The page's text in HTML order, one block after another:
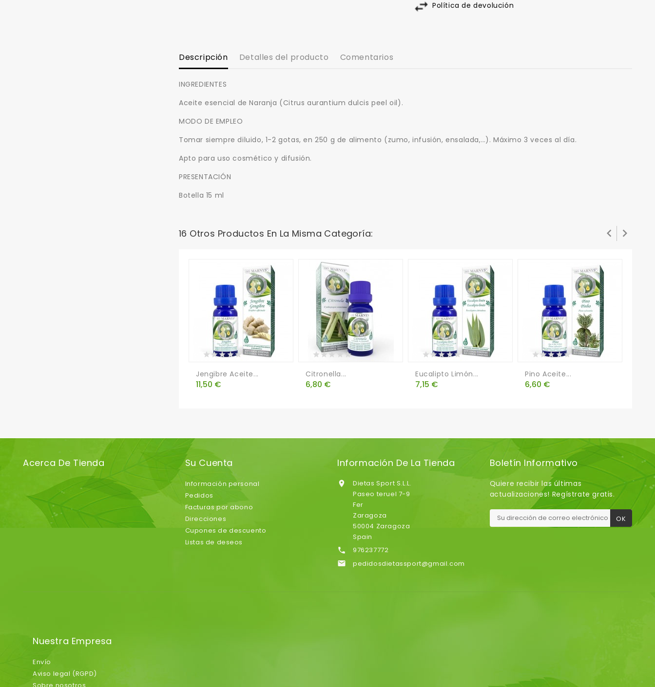
Política de devolución
Descripción Detalles del producto Comentarios
INGREDIENTES
Aceite esencial de Naranja (Citrus aurantium dulcis peel oil).
MODO DE EMPLEO
Tomar siempre diluido, 1-2 gotas, en 250 g de alimento (zumo, infusión, ensalada,…). Máximo 3 veces al día.
Apto para uso cosmético y difusión.
PRESENTACIÓN
Botella 15 ml
16 Otros Productos En La Misma Categoría:
Jengibre Aceite...
Precio
11,50 €
Citronella...
Precio
6,80 €
Eucalipto Limón...
Precio
7,15 €
Pino Aceite...
Precio
6,60 €
 
Acerca De Tienda Su Cuenta
Información personal
Pedidos
Facturas por abono
Direcciones
Cupones de descuento
Listas de deseos
Información De La Tienda

Dietas Sport S.L.L.
Paseo teruel 7-9
Fer
Zaragoza
50004 Zaragoza
Spain
 976237772
 pedidosdietassport@gmail.com
Boletín Informativo
Quiere recibir las últimas
actualizaciones! Regístrate gratis.
Nuestra Empresa
Envío
Aviso legal (RGPD)